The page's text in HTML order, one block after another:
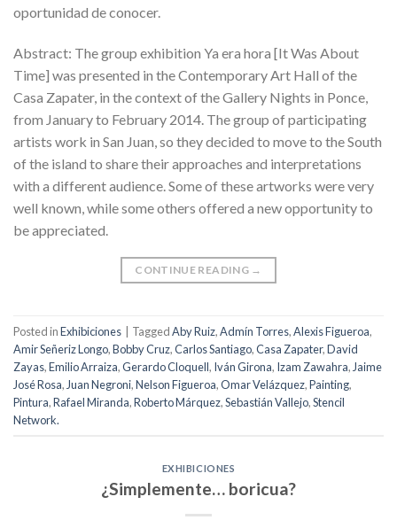
oportunidad de conocer.
Abstract: The group exhibition Ya era hora [It Was About
Time] was presented in the Contemporary Art Hall of the
Casa Zapater, in the context of the Gallery Nights in Ponce,
from January to February 2014. The group of participating
artists work in San Juan, so they decided to move to the South
of the island to share their approaches and interpretations
with a different audience. Some of these artworks were very
well known, while some others offered a new opportunity to
be appreciated.
CONTINUE READING →
Posted inExhibiciones | TaggedAby Ruiz,Admín Torres,Alexis Figueroa,
Amir Señeriz Longo,Bobby Cruz,Carlos Santiago,Casa Zapater,David
Zayas,Emilio Arraiza,Gerardo Cloquell, Iván Girona, Izam Zawahra, Jaime
José Rosa, Juan Negroni,Nelson Figueroa,Omar Velázquez,Painting,
Pintura,Rafael Miranda,Roberto Márquez,Sebastián Vallejo,Stencil
Network.
EXHIBICIONES
¿Simplemente… boricua?